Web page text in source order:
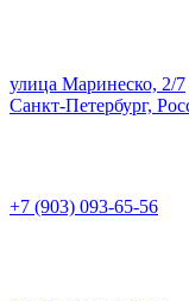
улица Маринеско, 2/7
Санкт-Петербург,
+7 (903) 093-65-56